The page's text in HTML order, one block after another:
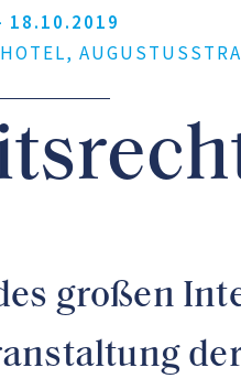
18.10.2019
großen